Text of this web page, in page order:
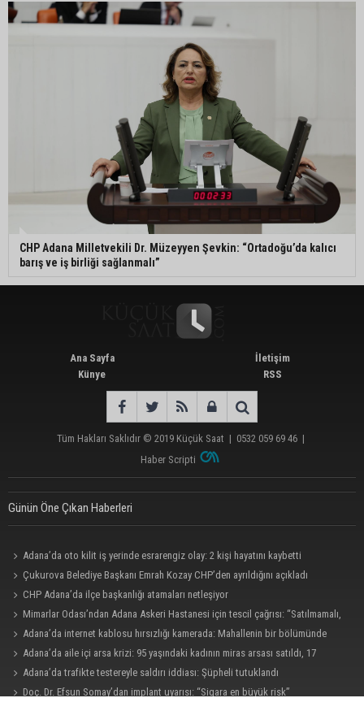
CHP Adana Milletvekili Dr. Müzeyyen Şevkin: “Ortadoğu’da kalıcı
barış ve iş birliği sağlanmalı”
Ana Sayfa
Künye
İletişim
RSS
Tüm Hakları Saklıdır © 2019 Küçük Saat | 0532 059 69 46 |
Haber Scripti
Günün Öne Çıkan Haberleri
Adana’da oto kilit iş yerinde esrarengiz olay: 2 kişi hayatını kaybetti
Çukurova Belediye Başkanı Emrah Kozay CHP’den ayrıldığını açıkladı
CHP Adana’da ilçe başkanlığı atamaları netleşiyor
Mimarlar Odası’ndan Adana Askeri Hastanesi için tescil çağrısı: “Satılmamalı,
amaç dışı kullanılmamalı”
Adana’da internet kablosu hırsızlığı kamerada: Mahallenin bir bölümünde
internet erişimi kesildi
Adana’da aile içi arsa krizi: 95 yaşındaki kadının miras arsası satıldı, 17
milyonun 13 milyonu harcandı
Adana’da trafikte testereyle saldırı iddiası: Şüpheli tutuklandı
Doç. Dr. Efsun Somay’dan implant uyarısı: “Sigara en büyük risk”